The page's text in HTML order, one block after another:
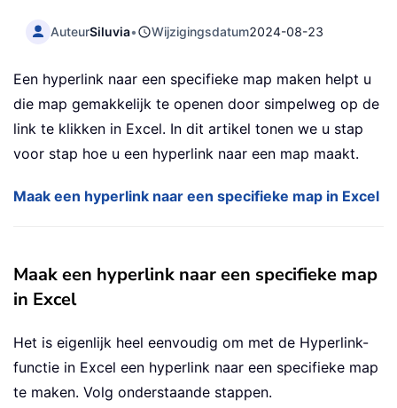
AuteurSiluvia• Wijzigingsdatum2024-08-23
Een hyperlink naar een specifieke map maken helpt u
die map gemakkelijk te openen door simpelweg op de
link te klikken in Excel. In dit artikel tonen we u stap
voor stap hoe u een hyperlink naar een map maakt.
Maak een hyperlink naar een specifieke map in Excel
Maak een hyperlink naar een specifieke map
in Excel
Het is eigenlijk heel eenvoudig om met de Hyperlink-
functie in Excel een hyperlink naar een specifieke map
te maken. Volg onderstaande stappen.